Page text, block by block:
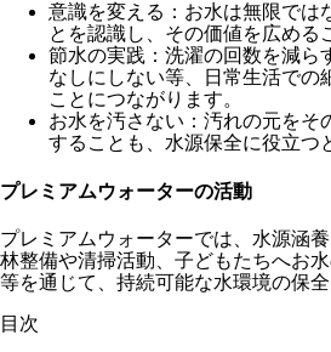
意識を変える：お水は無限では
とを認識し、その価値を広める
節水の実践：洗濯の回数を減ら
なしにしない等、日常生活での
ことにつながります。
お水を汚さない：汚れの元をそ
することも、水源保全に役立つ
プレミアムウォーターの活動
プレミアムウォーターでは、水源涵
林整備や清掃活動、子どもたちへお
等を通じて、持続可能な水環境の保全
目次